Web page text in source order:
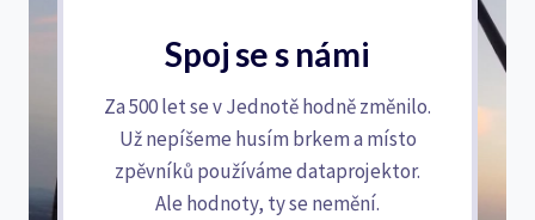
Spoj se s námi
Za 500 let se v Jednotě hodně změnilo.
Už nepíšeme husím brkem a místo
zpěvníků používáme dataprojektor.
Ale hodnoty, ty se nemění.